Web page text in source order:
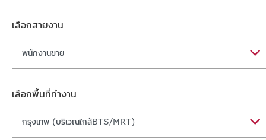
เลือกสายงาน
พนักงานขาย
เลือกพื้นที่ทำงาน
กรุงเทพ (บริเวณใกล้BTS/MRT)